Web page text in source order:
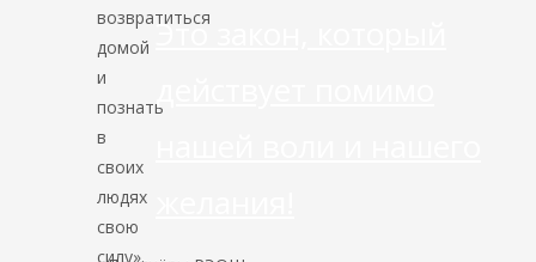
возвратиться
домой
и
познать
в
своих
людях
свою
силу».
Это закон, который